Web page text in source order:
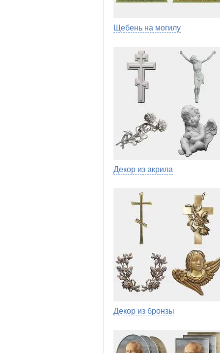
Щебень на могилу
Декор из акрила
Декор из бронзы